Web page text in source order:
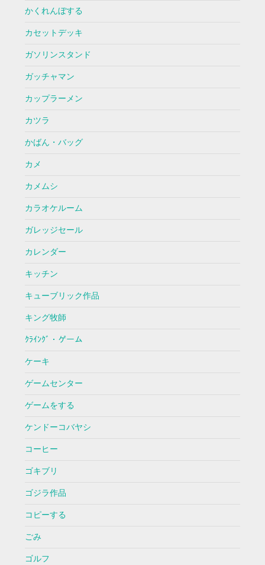
かくれんぼする
カセットデッキ
ガソリンスタンド
ガッチャマン
カップラーメン
カツラ
かばん・バッグ
カメ
カメムシ
カラオケルーム
ガレッジセール
カレンダー
キッチン
キューブリック作品
キング牧師
ｸﾗｲﾝｸﾞ・ゲーム
ケーキ
ゲームセンター
ゲームをする
ケンドーコバヤシ
コーヒー
ゴキブリ
ゴジラ作品
コピーする
ごみ
ゴルフ